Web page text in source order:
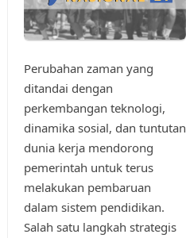
Perubahan zaman yang
ditandai dengan
perkembangan teknologi,
dinamika sosial, dan tuntutan
dunia kerja mendorong
pemerintah untuk terus
melakukan pembaruan
dalam sistem pendidikan.
Salah satu langkah strategis